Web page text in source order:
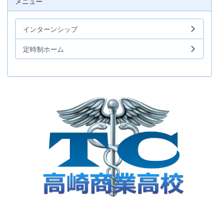
インターンシップ
定時制ホーム